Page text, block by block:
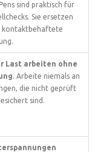
sind praktisch für
Sie ersetzen
kontaktbehaftete
Last arbeiten ohne
. Arbeite niemals an
die nicht geprüft
sind.